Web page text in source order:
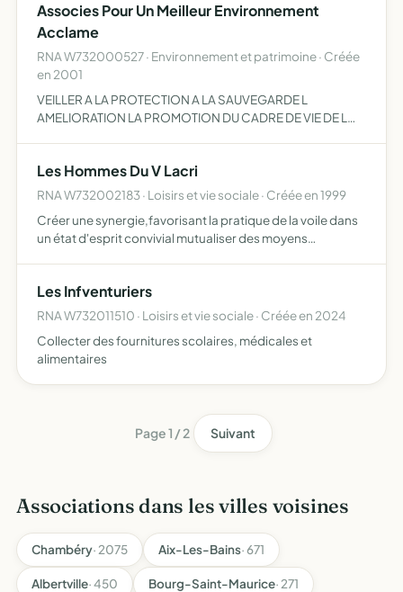
Associes Pour Un Meilleur Environnement
Acclame
RNA W732000527 · Environnement et patrimoine · Créée
en 2001
VEILLER A LA PROTECTION A LA SAUVEGARDE L
AMELIORATION LA PROMOTION DU CADRE DE VIE DE L
OPPOSER Â TOUS PROJETS QUI Â SON APPRECI…
Les Hommes Du V Lacri
RNA W732002183 · Loisirs et vie sociale · Créée en 1999
Créer une synergie,favorisant la pratique de la voile dans
un état d'esprit convivial mutualiser des moyens
Les Infventuriers
RNA W732011510 · Loisirs et vie sociale · Créée en 2024
Collecter des fournitures scolaires, médicales et
alimentaires
Page 1 / 2 Suivant
Associations dans les villes voisines
Chambéry· 2075 Aix-Les-Bains· 671
Albertville· 450 Bourg-Saint-Maurice· 271